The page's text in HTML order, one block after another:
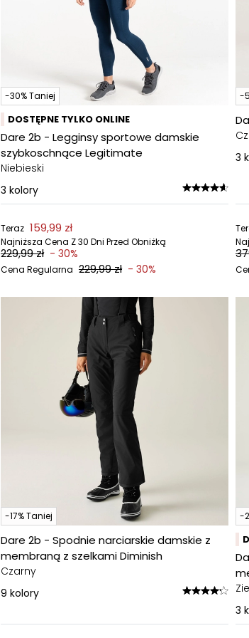
-30% Taniej
DOSTĘPNE TYLKO ONLINE
Dare 2b - Legginsy sportowe damskie
szybkoschnące Legitimate
Niebieski
3 kolory
Teraz 159,99 zł
Najniższa Cena Z 30 Dni Przed Obniżką
229,99 zł - 30%
Cena Regularna 229,99 zł - 30%
-
3
-17% Taniej
Dare 2b - Spodnie narciarskie damskie z
membraną z szelkami Diminish
Czarny
9 kolory
-
3